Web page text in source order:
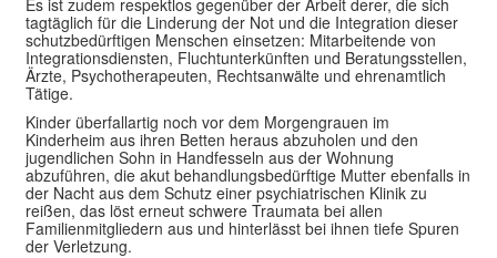
tagtäglich für die Linderung der Not und die Integration dieser
schutzbedürftigen Menschen einsetzen: Mitarbeitende von
Integrationsdiensten, Fluchtunterkünften und Beratungsstellen,
Ärzte, Psychotherapeuten, Rechtsanwälte und ehrenamtlich
Tätige.
Kinder überfallartig noch vor dem Morgengrauen im
Kinderheim aus ihren Betten heraus abzuholen und den
jugendlichen Sohn in Handfesseln aus der Wohnung
abzuführen, die akut behandlungsbedürftige Mutter ebenfalls in
der Nacht aus dem Schutz einer psychiatrischen Klinik zu
reißen, das löst erneut schwere Traumata bei allen
Familienmitgliedern aus und hinterlässt bei ihnen tiefe Spuren
der Verletzung.